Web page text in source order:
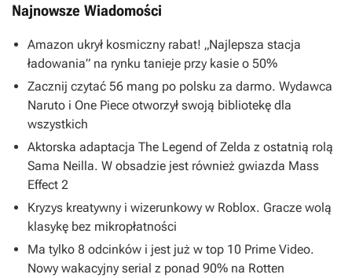
Najnowsze Wiadomości
Amazon ukrył kosmiczny rabat! „Najlepsza stacja
ładowania” na rynku tanieje przy kasie o 50%
Zacznij czytać 56 mang po polsku za darmo. Wydawca
Naruto i One Piece otworzył swoją bibliotekę dla
wszystkich
Aktorska adaptacja The Legend of Zelda z ostatnią rolą
Sama Neilla. W obsadzie jest również gwiazda Mass
Effect 2
Kryzys kreatywny i wizerunkowy w Roblox. Gracze wolą
klasykę bez mikropłatności
Ma tylko 8 odcinków i jest już w top 10 Prime Video.
Nowy wakacyjny serial z ponad 90% na Rotten